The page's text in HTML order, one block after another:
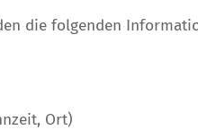
die folgenden
Ort)